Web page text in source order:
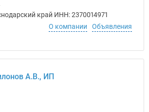
край ИНН: 2370014971
О компании
Объявления
А.В., ИП